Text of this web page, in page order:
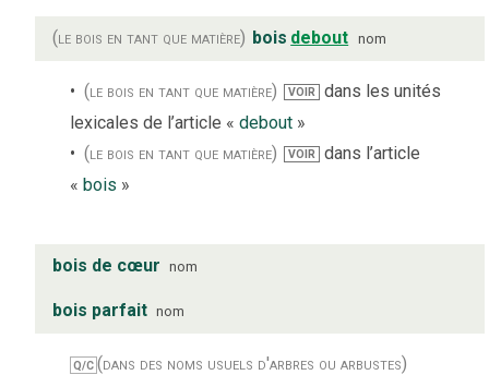
(le bois en tant que matière) bois debout nom
(le bois en tant que matière) VOIR dans les unités
lexicales de l’article « debout »
(le bois en tant que matière)
VOIR dans l’article
« bois »
bois de cœur nom
bois parfait nom
Q/C (dans des noms usuels d'arbres ou arbustes)